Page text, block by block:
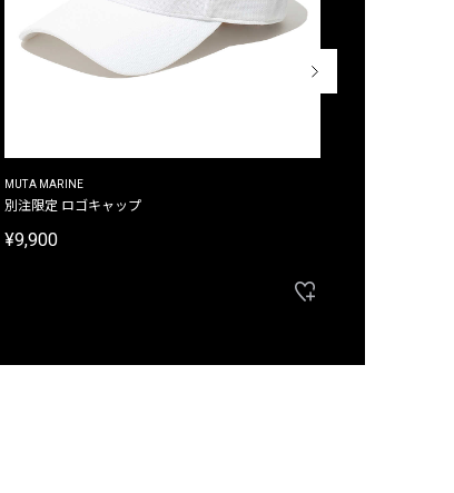
MUTA MARINE
別注限定 ロゴキャップ
¥9,900